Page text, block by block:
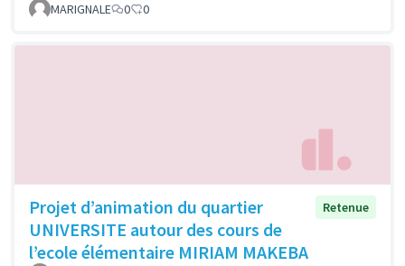
MARIGNALE 0 0
Projet d’animation du quartier
UNIVERSITE autour des cours de
l’ecole élémentaire MIRIAM MAKEBA
Retenue